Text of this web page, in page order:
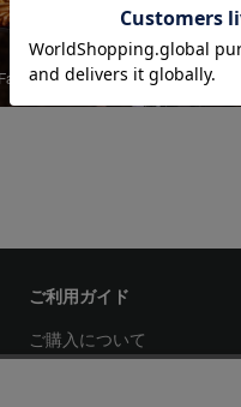
Grand Order セイバ…
ご利用ガイド
ご購入について